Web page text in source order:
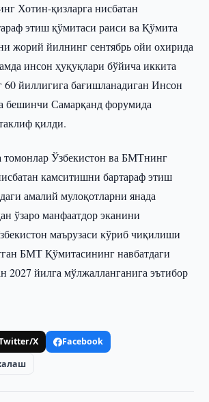
Хотин-қизларга нисбатан
этиш қўмитаси раиси ва Қўмита
жорий йилнинг сентябрь ойи охирида
инсон ҳуқуқлари бўйича иккита
60 йиллигига бағишланадиган Инсон
бешинчи Самарқанд форумида
қилди.
Ўзбекистон ва БМТнинг
камситишни бартараф этиш
амалий мулоқотларни янада
ўзаро манфаатдор эканини
маърузаси кўриб чиқилиши
БМТ Қўмитасининг навбатдаги
2027 йилга мўлжалланганига эътибор
X
Facebook